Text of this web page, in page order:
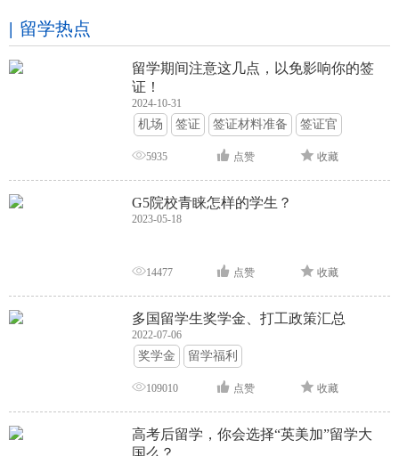
留学热点
留学期间注意这几点，以免影响你的签
证！
2024-10-31
机场 签证 签证材料准备 签证官
签证面试 签证申请攻略
5935 点赞 收藏
G5院校青睐怎样的学生？
2023-05-18
14477 点赞 收藏
多国留学生奖学金、打工政策汇总
2022-07-06
奖学金 留学福利
109010 点赞 收藏
高考后留学，你会选择“英美加”留学大